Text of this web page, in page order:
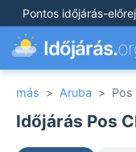
Pontos időjárás-
Időjárás.
más > Aruba > Pos
Időjárás Pos